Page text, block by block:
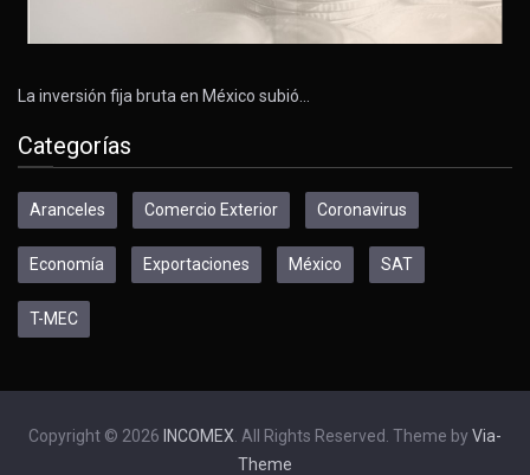
La inversión fija bruta en México subió…
Categorías
Aranceles Comercio Exterior Coronavirus
Economía Exportaciones México SAT
T-MEC
Copyright © 2026 INCOMEX. All Rights Reserved. Theme by Via-
Theme